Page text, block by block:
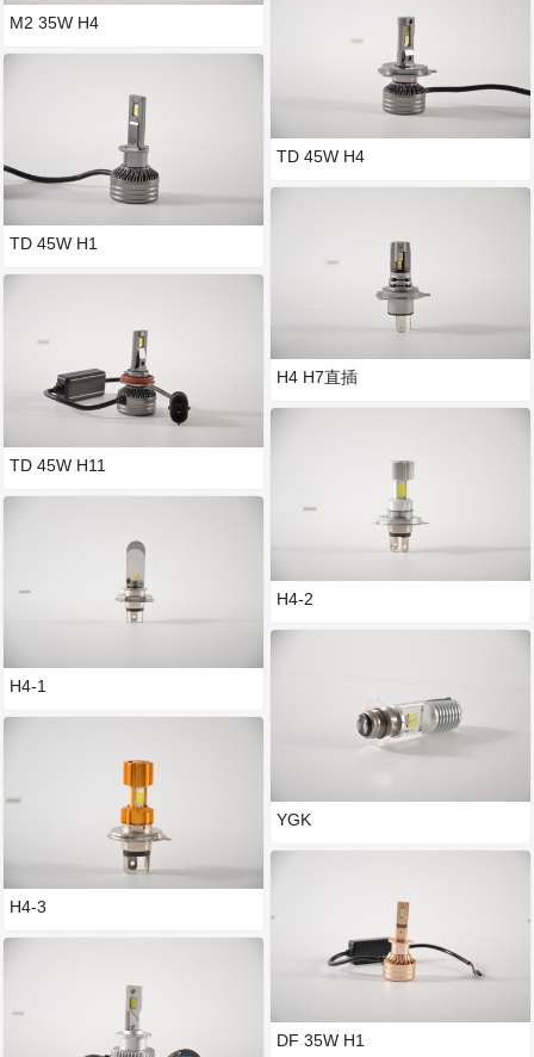
M2 35W H4
TD 45W H1
TD 45W H11
H4-1
H4-3
TD 45W H4
H4 H7直插
H4-2
YGK
DF 35W H1